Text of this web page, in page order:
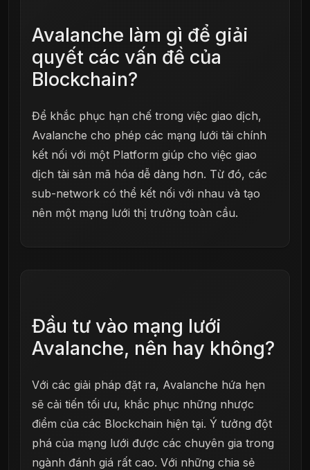
Avalanche làm gì để giải
quyết các vấn đề của
Blockchain?
Để khắc phục hạn chế trong việc giao dịch,
Avalanche cho phép các mạng lưới tài chính
kết nối với một Platform giúp cho việc giao
dịch tài sản mã hóa dễ dàng hơn. Từ đó, các
sub-network có thể kết nối với nhau và tạo
nên một mạng lưới thị trường toàn cầu.
Đầu tư vào mạng lưới
Avalanche, nên hay không?
Với các giải pháp đặt ra, Avalanche hứa hẹn
sẽ cải tiến tối ưu, khắc phục những nhược
điểm của các Blockchain hiện tại. Ý tưởng đột
phá của mạng lưới được các chuyên gia trong
ngành đánh giá rất cao. Với những chia sẻ